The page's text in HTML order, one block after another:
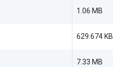
1.06 MB
629.674 KB
7.33 MB